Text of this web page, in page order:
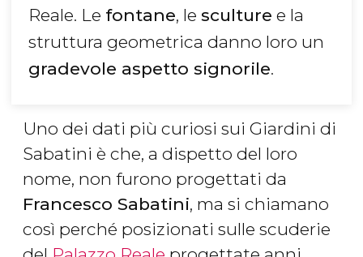
Reale. Le fontane, le sculture e la
struttura geometrica danno loro un
gradevole aspetto signorile.
Uno dei dati più curiosi sui Giardini di
Sabatini è che, a dispetto del loro
nome, non furono progettati da
Francesco Sabatini, ma si chiamano
così perché posizionati sulle scuderie